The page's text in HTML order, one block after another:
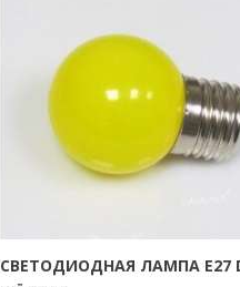
СВЕТОДИОДНАЯ ЛАМПА E27